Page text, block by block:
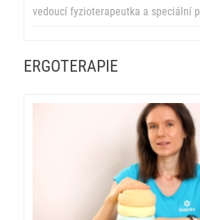
vedoucí fyzioterapeutka a speciální
ERGOTERAPIE